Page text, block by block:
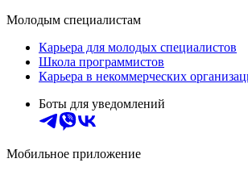
Молодым специалистам
Карьера для молодых специалистов
Школа программистов
Карьера в некоммерческих
Боты для уведомлений
Мобильное приложение